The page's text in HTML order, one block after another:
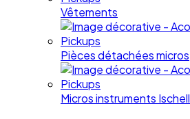
Vêtements
Pièces détachées micros
Micros instruments Ischell